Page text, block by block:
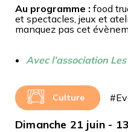
Au programme : food
et spectacles, jeux et
manquez pas cet
Avec l’association
Culture
Dimanche 21 juin -